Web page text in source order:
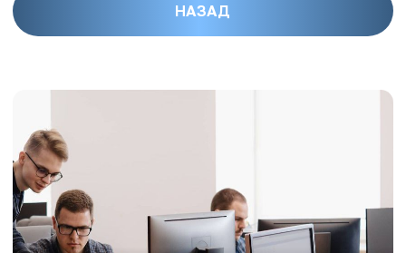
Студенческая стажировка как
способ развития компании